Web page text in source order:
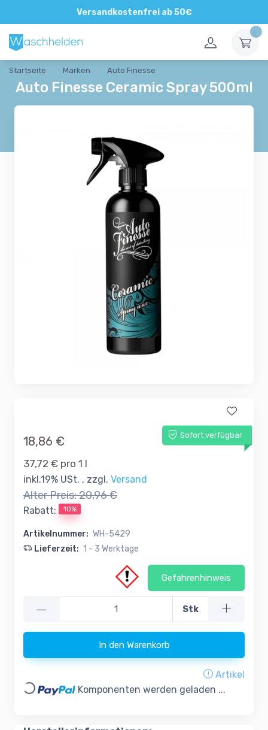
Versandkostenfrei ab 50€
Direkte und persönliche Beratung
Startseite Marken Auto Finesse
Auto Finesse Ceramic Spray 500ml
Sofort verfügbar
18,86 €
37,72 € pro 1 l
inkl.19% USt. , zzgl. Versand
Alter Preis:20,96 €
Rabatt: 10%
Artikelnummer: WH-5429
Lieferzeit: 1 - 3 Werktage
Gefahrenhinweis
— Stk
In den Warenkorb
Artikel
Loading... Komponenten werden geladen ...